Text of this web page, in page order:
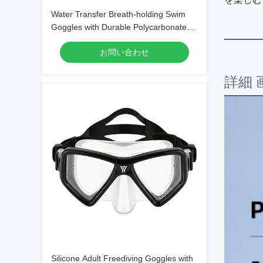
Water Transfer Breath-holding Swim
Goggles with Durable Polycarbonate
Frame Material
お問い合わせ
Silicone Adult Freediving Goggles with
詳細